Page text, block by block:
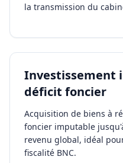
la transmission du
Investissement
déficit foncier
Acquisition de biens à
foncier imputable
revenu global, idéal
fiscalité BNC.